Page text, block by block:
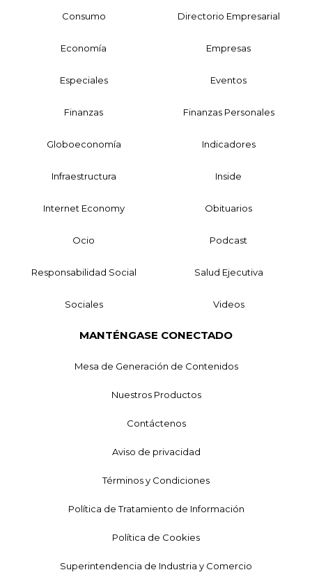
Consumo Directorio Empresarial
Economía Empresas
Especiales Eventos
Finanzas Finanzas Personales
Globoeconomía Indicadores
Infraestructura Inside
Internet Economy Obituarios
Ocio Podcast
Responsabilidad Social Salud Ejecutiva
Sociales Videos
MANTÉNGASE CONECTADO
Mesa de Generación de Contenidos
Nuestros Productos
Contáctenos
Aviso de privacidad
Términos y Condiciones
Política de Tratamiento de Información
Política de Cookies
Superintendencia de Industria y Comercio